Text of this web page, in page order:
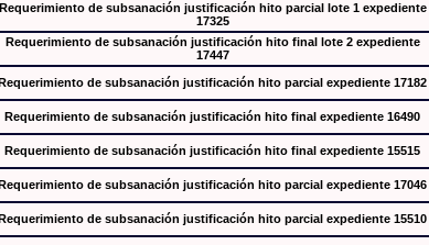
de subsanación justificación hito parcial lote 1 expediente
17325
Requerimiento de subsanación justificación hito final lote 2 expediente
17447
de subsanación justificación hito parcial expediente 17182
Requerimiento de subsanación justificación hito final expediente 16490
Requerimiento de subsanación justificación hito final expediente 15515
de subsanación justificación hito parcial expediente 17046
de subsanación justificación hito parcial expediente 15510